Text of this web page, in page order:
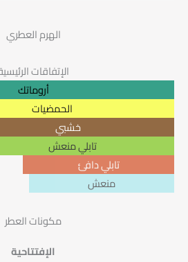
الهرم العطري
الإتفاقات
أروماتك
الحمضيات
خشبي
تابلي منعش
تابلي دافئ
منعش
مكونات العطر
الإفتتاحية